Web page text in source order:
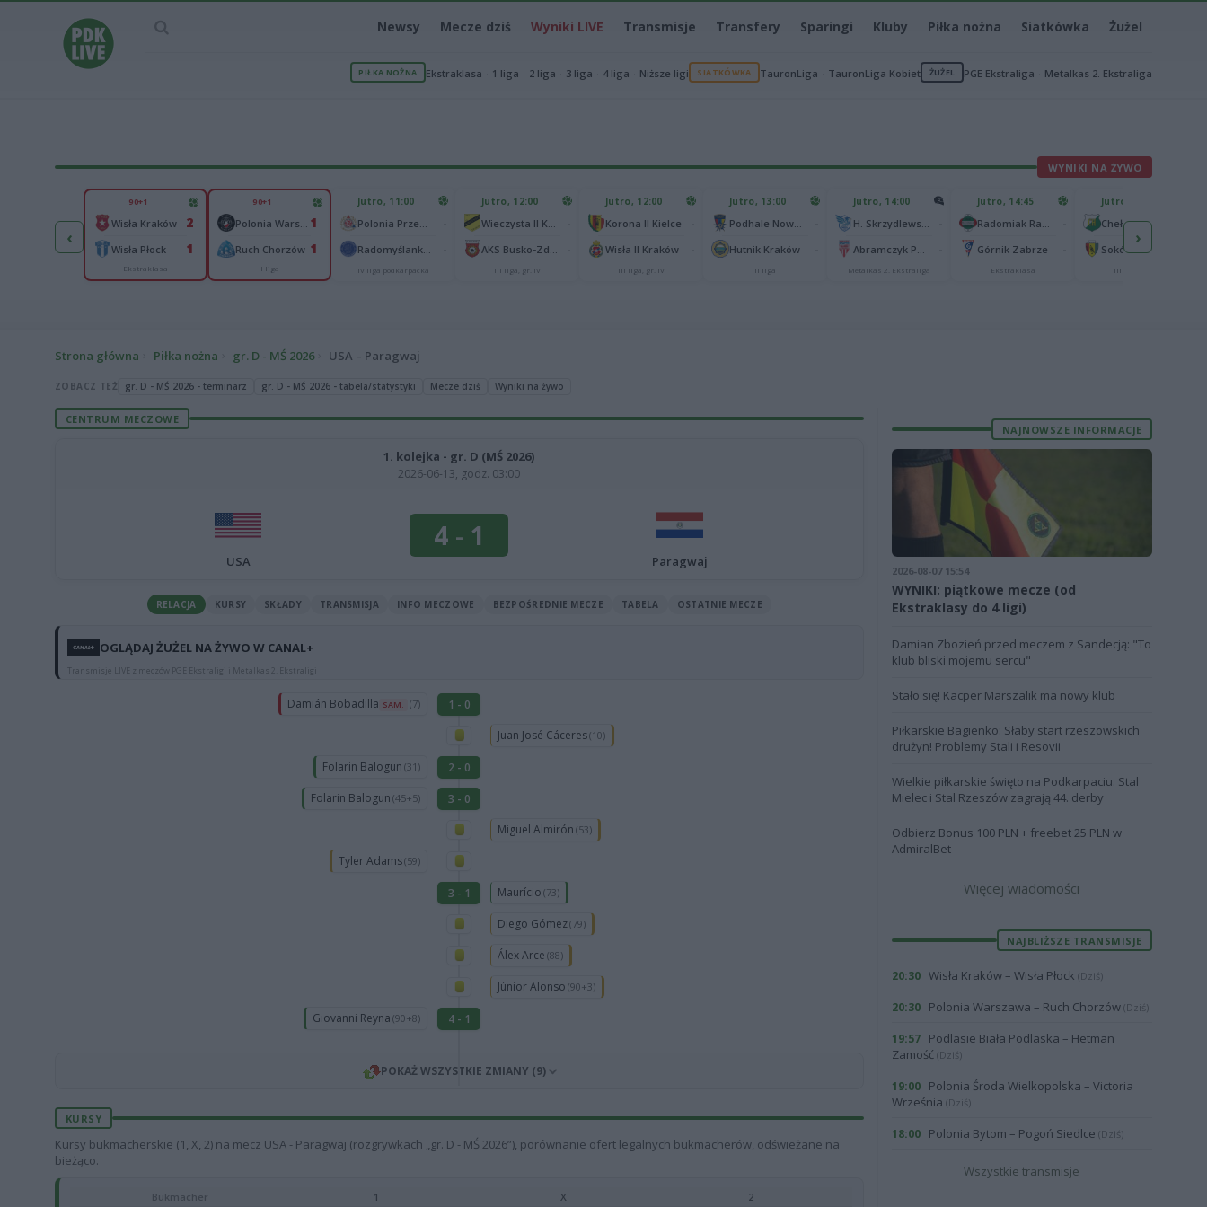
Newsy Mecze dziś Wyniki LIVE Transmisje Transfery Sparingi Kluby Piłka nożna Siatkówka Żużel
PIŁKA NOŻNA Ekstraklasa 1 liga 2 liga 3 liga 4 liga Niższe ligi SIATKÓWKA TauronLiga TauronLiga Kobiet ŻUŻEL PGE Ekstraliga Metalkas 2. Ekstraliga
WYNIKI NA ŻYWO
‹
Podlasie Biała Podlaska1
Hetman Zamość 1
90+1
Wisła Kraków 2
Wisła Płock 1
Ekstraklasa
90+1
1
Ruch Chorzów 1
I liga
Jutro, 11:00
IV liga podkarpacka
Jutro, 12:00
III liga, gr. IV
Jutro, 12:00
Korona II Kielce
Wisła II Kraków
III liga, gr. IV
Jutro, 13:00
Hutnik Kraków
II liga
Jutro, 14:00
Metalkas 2. Ekstraliga
Jutro, 14:45
Górnik Zabrze
Ekstraklasa
Jutro, 15:00
III liga, gr. IV
›
Strona główna Piłka nożna gr. D - MŚ 2026 USA – Paragwaj
ZOBACZ TEŻ gr. D - MŚ 2026 - terminarz gr. D - MŚ 2026 - tabela/statystyki Mecze dziś Wyniki na żywo
CENTRUM MECZOWE
1. kolejka - gr. D (MŚ 2026)
2026-06-13, godz. 03:00
USA
4 - 1
Paragwaj
RELACJA KURSY SKŁADY TRANSMISJA INFO MECZOWE BEZPOŚREDNIE MECZE TABELA OSTATNIE MECZE
OGLĄDAJ ŻUŻEL NA ŻYWO W CANAL+
Transmisje LIVE z meczów PGE Ekstraligi i Metalkas 2. Ekstraligi
Damián Bobadilla SAM. (7) 1 - 0
Juan José Cáceres(10)
Folarin Balogun (31) 2 - 0
Folarin Balogun (45+5) 3 - 0
Miguel Almirón (53)
Tyler Adams(59)
3 - 1 Maurício (73)
Diego Gómez(79)
Álex Arce (88)
Júnior Alonso (90+3)
Giovanni Reyna (90+8) 4 - 1
POKAŻ WSZYSTKIE ZMIANY (9)
KURSY
Kursy bukmacherskie (1, X, 2) na mecz USA - Paragwaj (rozgrywkach „gr. D - MŚ 2026”), porównanie ofert legalnych bukmacherów, odświeżane na
bieżąco.
Bukmacher 1 X 2
NAJNOWSZE INFORMACJE
2026-08-07 15:54
WYNIKI: piątkowe mecze (od
Ekstraklasy do 4 ligi)
Damian Zbozień przed meczem z Sandecją: "To
klub bliski mojemu sercu"
Stało się! Kacper Marszalik ma nowy klub
Piłkarskie Bagienko: Słaby start rzeszowskich
drużyn! Problemy Stali i Resovii
Wielkie piłkarskie święto na Podkarpaciu. Stal
Mielec i Stal Rzeszów zagrają 44. derby
Odbierz Bonus 100 PLN + freebet 25 PLN w
AdmiralBet
Więcej wiadomości
NAJBLIŻSZE TRANSMISJE
20:30 Wisła Kraków – Wisła Płock (Dziś)
20:30 Polonia Warszawa – Ruch Chorzów (Dziś)
19:57
Podlasie Biała Podlaska – Hetman
Zamość (Dziś)
19:00
Polonia Środa Wielkopolska – Victoria
Września (Dziś)
18:00 Polonia Bytom – Pogoń Siedlce (Dziś)
Wszystkie transmisje